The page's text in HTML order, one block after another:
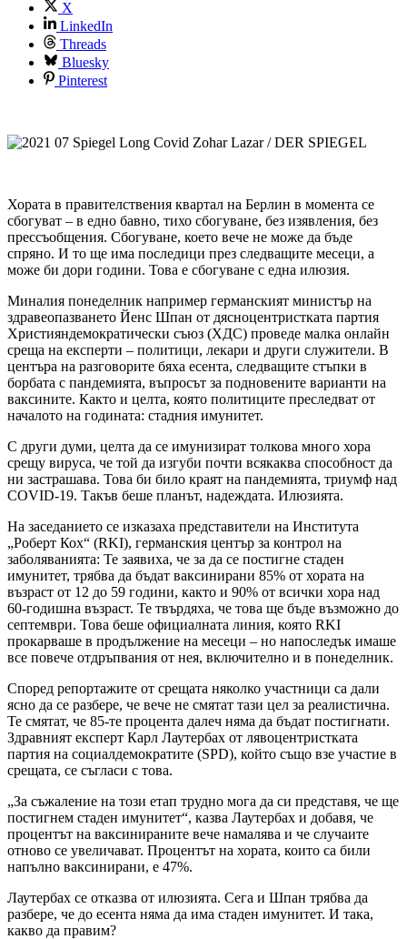
X
LinkedIn
Threads
Bluesky
Pinterest
Zohar Lazar / DER SPIEGEL
Хората в правителствения квартал на Берлин в момента се
сбогуват – в едно бавно, тихо сбогуване, без изявления, без
прессъобщения. Сбогуване, което вече не може да бъде
спряно. И то ще има последици през следващите месеци, а
може би дори години. Това е сбогуване с една илюзия.
Миналия понеделник например германският министър на
здравеопазването Йенс Шпан от дясноцентристката партия
Християндемократически съюз (ХДС) проведе малка онлайн
среща на експерти – политици, лекари и други служители. В
центъра на разговорите бяха есента, следващите стъпки в
борбата с пандемията, въпросът за подновените варианти на
ваксините. Както и целта, която политиците преследват от
началото на годината: стадния имунитет.
С други думи, целта да се имунизират толкова много хора
срещу вируса, че той да изгуби почти всякаква способност да
ни застрашава. Това би било краят на пандемията, триумф над
COVID-19. Такъв беше планът, надеждата. Илюзията.
На заседанието се изказаха представители на Института
„Роберт Кох“ (RKI), германския център за контрол на
заболяванията: Те заявиха, че за да се постигне стаден
имунитет, трябва да бъдат ваксинирани 85% от хората на
възраст от 12 до 59 години, както и 90% от всички хора над
60-годишна възраст. Те твърдяха, че това ще бъде възможно до
септември. Това беше официалната линия, която RKI
прокарваше в продължение на месеци – но напоследък имаше
все повече отдръпвания от нея, включително и в понеделник.
Според репортажите от срещата няколко участници са дали
ясно да се разбере, че вече не смятат тази цел за реалистична.
Те смятат, че 85-те процента далеч няма да бъдат постигнати.
Здравният експерт Карл Лаутербах от лявоцентристката
партия на социалдемократите (SPD), който също взе участие в
срещата, се съгласи с това.
„За съжаление на този етап трудно мога да си представя, че ще
постигнем стаден имунитет“, казва Лаутербах и добавя, че
процентът на ваксинираните вече намалява и че случаите
отново се увеличават. Процентът на хората, които са били
напълно ваксинирани, е 47%.
Лаутербах се отказва от илюзията. Сега и Шпан трябва да
разбере, че до есента няма да има стаден имунитет. И така,
какво да правим?